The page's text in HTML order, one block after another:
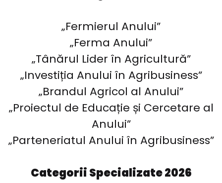
„Fermierul Anului”
„Ferma Anului”
„Tânărul Lider în Agricultură”
„Investiția Anului în Agribusiness”
„Brandul Agricol al Anului”
„Proiectul de Educație și Cercetare al
Anului”
„Parteneriatul Anului în Agribusiness”
Categorii Specializate 2026